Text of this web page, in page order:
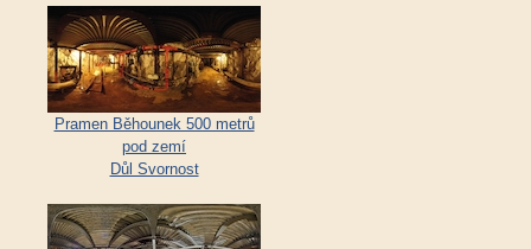
Pramen Běhounek 500 metrů
pod zemí
Důl Svornost